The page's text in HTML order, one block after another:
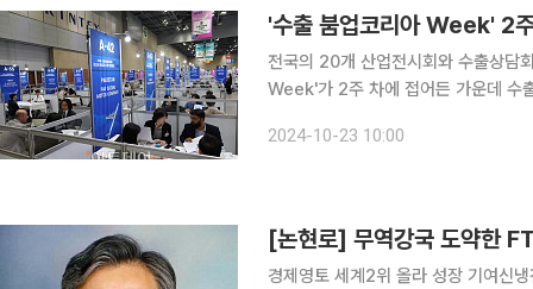
'수출 붐업코리아 Week' 2
전국의 20개 산업전시회와 수출상담
Week'가 2주 차에 접어든 가운데 수출 성과 3억
2024-10-23 10:00
[논현로] 무역강국 도약한
경제영토 세계2위 올라 성장 기여신